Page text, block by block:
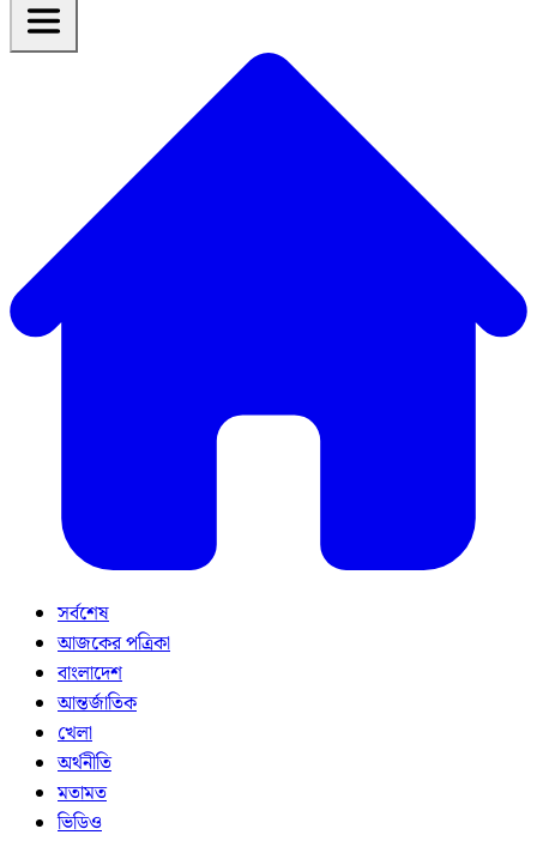
সর্বশেষ
আজকের পত্রিকা
বাংলাদেশ
আন্তর্জাতিক
খেলা
অর্থনীতি
মতামত
ভিডিও